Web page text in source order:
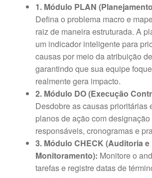
1. Módulo PLAN
Defina o problema macro e
raiz de maneira estruturada. A
um indicador inteligente para
causas por meio da atribuição
garantindo que sua equipe
realmente gera impacto.
2. Módulo DO (Execução
Desdobre as causas prioritárias
planos de ação com
responsáveis, cronogramas e
3. Módulo CHECK (Auditoria e
Monitoramento): Monitore o
tarefas e registre datas de